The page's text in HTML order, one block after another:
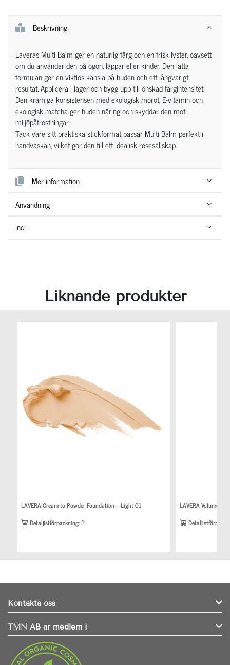
Beskrivning
Laveras Multi Balm ger en naturlig färg och en frisk lyster, oavsett
om du använder den på ögon, läppar eller kinder. Den lätta
formulan ger en viktlös känsla på huden och ett långvarigt
resultat. Applicera i lager och bygg upp till önskad färgintensitet.
Den krämiga konsistensen med ekologisk morot, E-vitamin och
ekologisk matcha ger huden näring och skyddar den mot
miljöpåfrestningar.
Tack vare sitt praktiska stickformat passar Multi Balm perfekt i
handväskan, vilket gör den till ett idealisk resesällskap.
Mer information
Användning
Inci
Liknande produkter
LAVERA Cream to Powder Foundation – Light 01
Detaljistförpackning:3
LAVERA Volume
Kontakta oss
TMN AB är medlem i